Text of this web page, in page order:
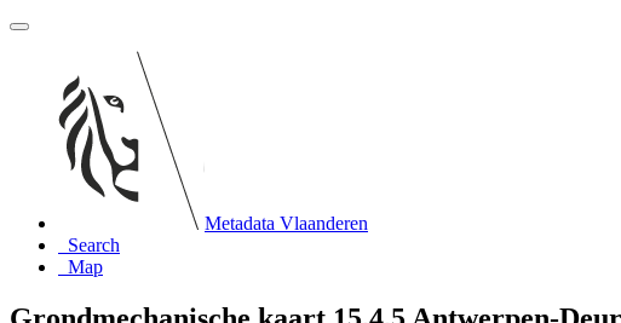
Metadata Vlaanderen
Search
Map